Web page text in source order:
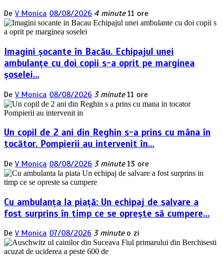
De V Monica 08/08/2026 4 minute 11 ore
Imagini șocante în Bacău. Echipajul unei
ambulanțe cu doi copii s-a oprit pe marginea
șoselei…
De V Monica 08/08/2026 3 minute 11 ore
Un copil de 2 ani din Reghin s-a prins cu mâna în
tocător. Pompierii au intervenit în…
De V Monica 08/08/2026 3 minute 13 ore
Cu ambulanța la piață: Un echipaj de salvare a
fost surprins în timp ce se oprește să cumpere…
De V Monica 07/08/2026 3 minute o zi